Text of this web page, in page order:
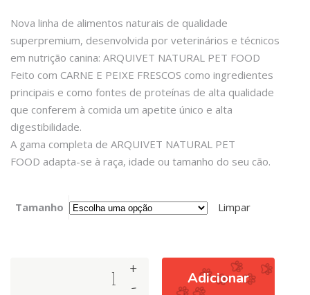
Nova linha de alimentos naturais de qualidade
superpremium, desenvolvida por veterinários e técnicos
em nutrição canina: ARQUIVET NATURAL PET FOOD
Feito com CARNE E PEIXE FRESCOS como ingredientes
principais e como fontes de proteínas de alta qualidade
que conferem à comida um apetite único e alta
digestibilidade.
A gama completa de ARQUIVET NATURAL PET
FOOD adapta-se à raça, idade ou tamanho do seu cão.
Tamanho Limpar
-
+ Adicionar